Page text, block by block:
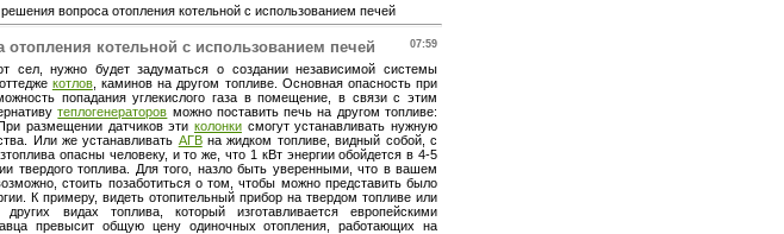
вопроса отопления котельной с использованием печей
07:59
котельной с использованием печей
сел, нужно будет задуматься о создании независимой системы
котлов, каминов на другом топливе. Основная опасность при
попадания углекислого газа в помещение, в связи с этим
теплогенераторов можно поставить печь на другом топливе:
размещении датчиков эти колонкисмогут устанавливать нужную
Или же устанавливать АГВна жидком топливе, видный собой, с
опасны человеку, и то же, что 1 кВт энергии обойдется в 4-5
твердого топлива. Для того, назло быть уверенными, что в вашем
стоить позаботиться о том, чтобы можно представить было
К примеру, видеть отопительный прибор на твердом топливе или
видах топлива, который изготавливается европейскими
превысит общую цену одиночных отопления, работающих на